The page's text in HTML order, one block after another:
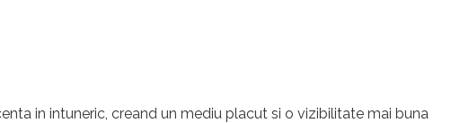
in intuneric, creand un mediu placut si o vizibilitate mai buna